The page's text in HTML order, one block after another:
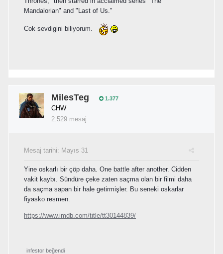
Mandalorian" and "Last of Us."
Cok sevdigini biliyorum.
MilesTeg 1.377
CHW
2.529 mesaj
Mesaj tarihi: Mayıs 31
Yine oskarlı bir çöp daha. One battle after another. Cidden
vakit kaybı. Sündüre çeke zaten saçma olan bir filmi daha
da saçma sapan bir hale getirmişler. Bu seneki oskarlar
fiyasko resmen.
https://www.imdb.com/title/tt30144839/
infestor beğendi